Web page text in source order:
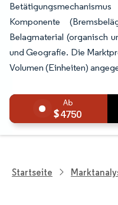
Komponente
Belagmaterial (organisch
und Geografie. Die
Volumen (Einheiten)
4750
Startseite